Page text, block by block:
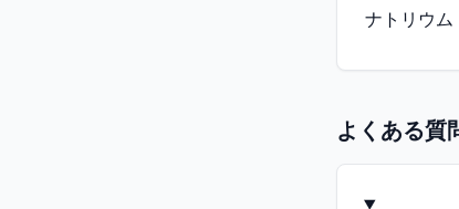
ナトリウム
よくある質